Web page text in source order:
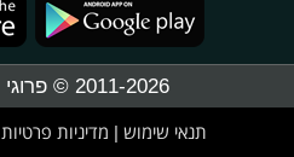
2011-2026 © פרוגי תקשורת בע"מ
תנאי שימוש מדיניות פרטיות